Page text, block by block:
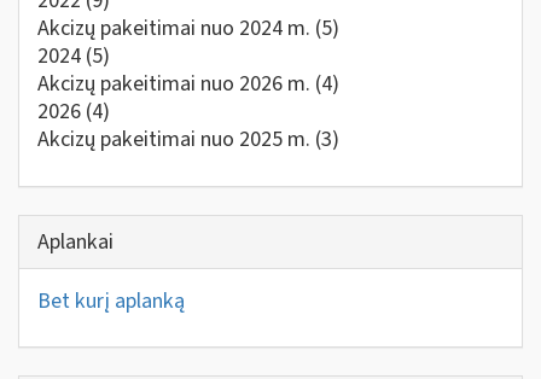
Akcizų pakeitimai nuo 2024 m. (5)
2024 (5)
Akcizų pakeitimai nuo 2026 m. (4)
2026 (4)
Akcizų pakeitimai nuo 2025 m. (3)
Aplankai
Bet kurį aplanką